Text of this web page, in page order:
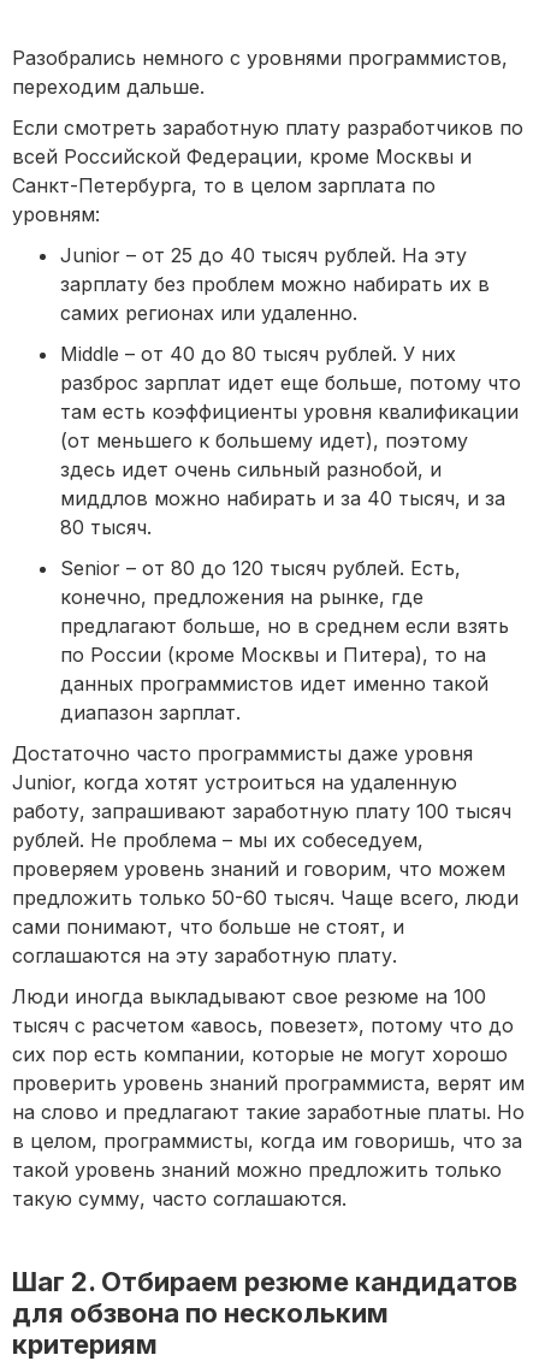
Разобрались немного с уровнями программистов,
переходим дальше.
Если смотреть заработную плату разработчиков по
всей Российской Федерации, кроме Москвы и
Санкт-Петербурга, то в целом зарплата по
уровням:
Junior – от 25 до 40 тысяч рублей. На эту
зарплату без проблем можно набирать их в
самих регионах или удаленно.
Middle – от 40 до 80 тысяч рублей. У них
разброс зарплат идет еще больше, потому что
там есть коэффициенты уровня квалификации
(от меньшего к большему идет), поэтому
здесь идет очень сильный разнобой, и
миддлов можно набирать и за 40 тысяч, и за
80 тысяч.
Senior – от 80 до 120 тысяч рублей. Есть,
конечно, предложения на рынке, где
предлагают больше, но в среднем если взять
по России (кроме Москвы и Питера), то на
данных программистов идет именно такой
диапазон зарплат.
Достаточно часто программисты даже уровня
Junior, когда хотят устроиться на удаленную
работу, запрашивают заработную плату 100 тысяч
рублей. Не проблема – мы их собеседуем,
проверяем уровень знаний и говорим, что можем
предложить только 50-60 тысяч. Чаще всего, люди
сами понимают, что больше не стоят, и
соглашаются на эту заработную плату.
Люди иногда выкладывают свое резюме на 100
тысяч с расчетом «авось, повезет», потому что до
сих пор есть компании, которые не могут хорошо
проверить уровень знаний программиста, верят им
на слово и предлагают такие заработные платы. Но
в целом, программисты, когда им говоришь, что за
такой уровень знаний можно предложить только
такую сумму, часто соглашаются.
Шаг 2. Отбираем резюме кандидатов
для обзвона по нескольким
критериям